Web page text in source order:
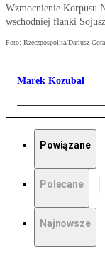
Wzmocnienie Korpusu
wschodniej flanki
Foto: Rzeczpospolita/Dariusz
Marek Kozubal
Powiązane
Polecane
Najnowsze